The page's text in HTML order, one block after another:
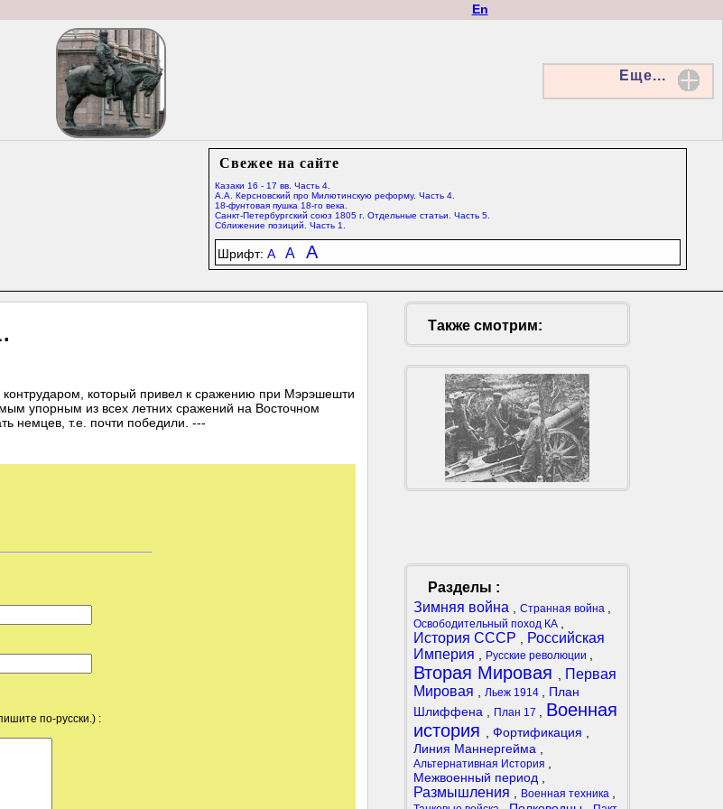
En
Еще...
Свежее на сайте
Казаки 16 - 17 вв. Часть 4.
А.А. Керсновский про Милютинскую реформу. Часть 4.
18-фунтовая пушка 18-го века.
Санкт-Петербургский союз 1805 г. Отдельные статьи. Часть 5.
Сближение позиций. Часть 1.
Шрифт:A A A
который привел к сражению при Мэрэшешти
упорным из всех летних сражений на Восточном
немцев, т.е. почти победили. ---
по-русски.) :
Также смотрим:
Разделы :
Зимняя война
Странная война
Освободительный поход КА
История СССР
Российская
Империя
Русские революции
Вторая Мировая
Первая
Мировая
Льеж 1914
План
Шлиффена
План 17
Военная
история
Фортификация
Линия Маннергейма
Альтернативная История
Межвоенный период
Размышления Военная техника